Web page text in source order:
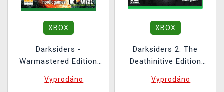
XBOX
Darksiders -
Warmastered Edition
Vyprodáno
XBOX
Darksiders 2: The
Deathinitive Edition
Vyprodáno